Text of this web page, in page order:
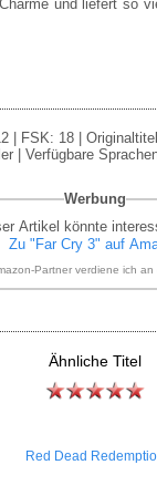
und liefert so
| FSK: 18 |
| Verfügbare
Werbung
Artikel könnte
Zu "Far Cry 3" auf
Partner verdiene ich an
Ähnliche Titel
Red Dead